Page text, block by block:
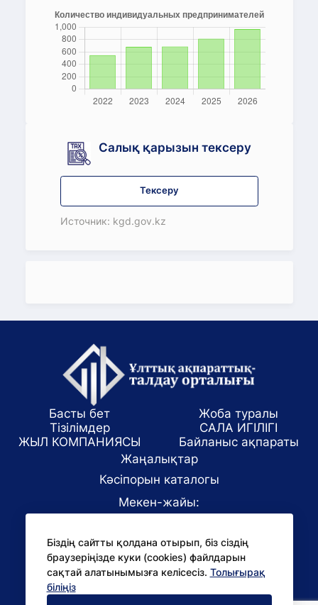
Салық қарызын тексеру
Тексеру
Источник: kgd.gov.kz
Біздің сайтты қолдана отырып, біз сіздің
браузеріңізде куки (cookies) файлдарын
сақтай алатынымызға келісесіз. Толығырақ
біліңіз
Басты бет
Жоба туралы
Тізілімдер
САЛА ИГІЛІГІ
ЖЫЛ КОМПАНИЯСЫ
Байланыс ақпараты
Жаңалықтар
Кәсіпорын каталогы
Мекен-жайы:
E-mail:
office@niac.kz